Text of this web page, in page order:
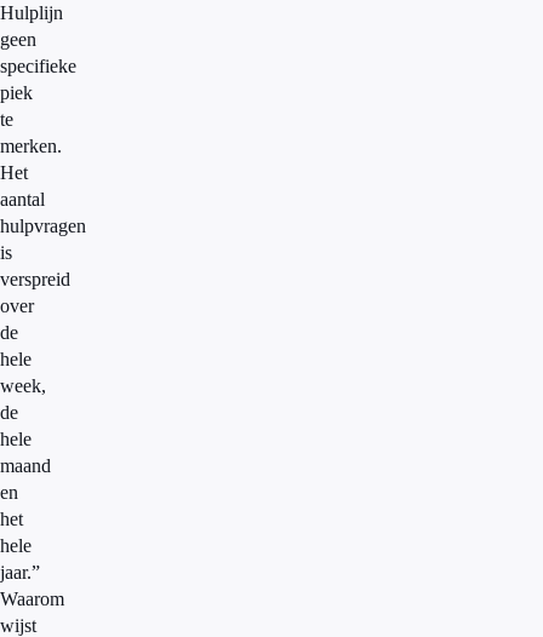
Hulplijn
geen
specifieke
piek
te
merken.
Het
aantal
hulpvragen
is
verspreid
over
de
hele
week,
de
hele
maand
en
het
hele
jaar.”
Waarom
wijst